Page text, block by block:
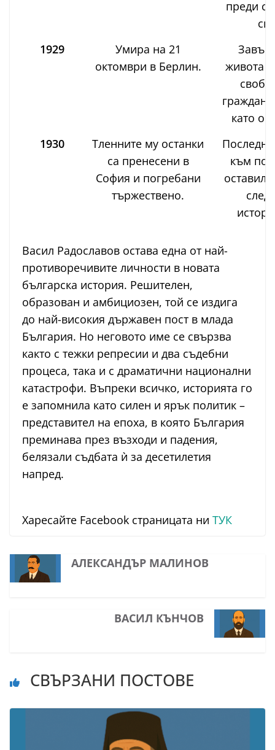
преди
си.
1929
Умира на 21
октомври в Берлин.
живота
като
1930
Тленните му останки
са пренесени в
София и погребани
тържествено.
към
оставил
Васил Радославов остава една от най-
противоречивите личности в новата
българска история. Решителен,
образован и амбициозен, той се издига
до най-високия държавен пост в млада
България. Но неговото име се свързва
както с тежки репресии и два съдебни
процеса, така и с драматични национални
катастрофи. Въпреки всичко, историята го
е запомнила като силен и ярък политик –
представител на епоха, в която България
преминава през възходи и падения,
белязали съдбата ѝ за десетилетия
напред.
Харесайте Facebook страницата ни ТУК
АЛЕКСАНДЪР МАЛИНОВ
ВАСИЛ КЪНЧОВ
СВЪРЗАНИ ПОСТОВЕ